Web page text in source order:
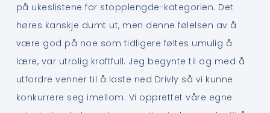
på ukeslistene for stopplengde-kategorien. Det
høres kanskje dumt ut, men denne følelsen av å
være god på noe som tidligere føltes umulig å
lære, var utrolig kraftfull. Jeg begynte til og med å
utfordre venner til å laste ned Drivly så vi kunne
konkurrere seg imellom. Vi opprettet våre egne